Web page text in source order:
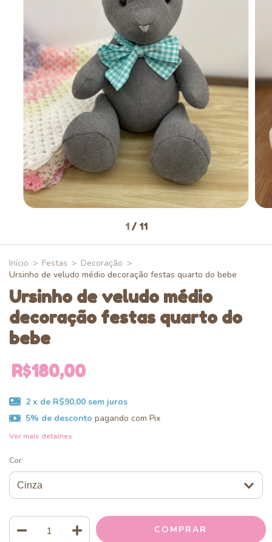
1/ 11
Início > Festas > Decoração >
Ursinho de veludo médio decoração festas quarto do bebe
Ursinho de veludo médio
decoração festas quarto do
bebe
R$180,00
2 x de R$90,00 sem juros
5% de desconto pagando com Pix
Ver mais detalhes
Cor